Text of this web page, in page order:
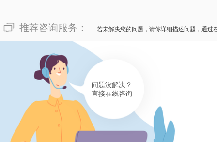
推荐咨询服务： 若未解决您的问题，请你详细描述问题，通过
问题没解决？
直接在线咨询